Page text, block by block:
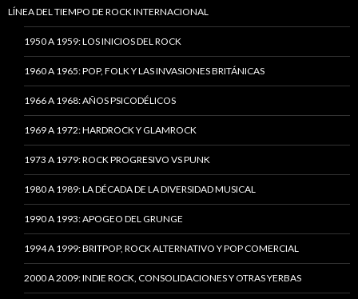
LÍNEA DEL TIEMPO DE ROCK INTERNACIONAL
1950 A 1959: LOS INICIOS DEL ROCK
1960 A 1965: POP, FOLK Y LAS INVASIONES BRITÁNICAS
1966 A 1968: AÑOS PSICODÉLICOS
1969 A 1972: HARDROCK Y GLAMROCK
1973 A 1979: ROCK PROGRESIVO VS PUNK
1980 A 1989: LA DÉCADA DE LA DIVERSIDAD MUSICAL
1990 A 1993: APOGEO DEL GRUNGE
1994 A 1999: BRITPOP, ROCK ALTERNATIVO Y POP COMERCIAL
2000 A 2009: INDIE ROCK, CONSOLIDACIONES Y OTRAS YERBAS